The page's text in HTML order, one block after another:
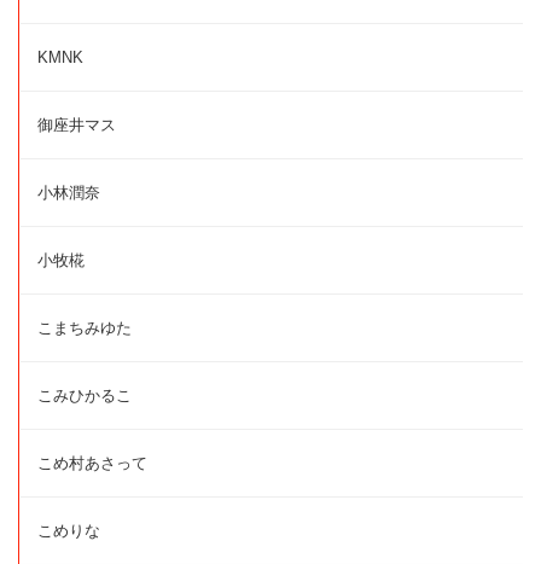
KMNK
御座井マス
小林潤奈
小牧椛
こまちみゆた
こみひかるこ
こめ村あさって
こめりな